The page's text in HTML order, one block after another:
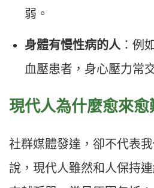
弱。
身體有慢性病的人 ：例
血壓患者，身心壓力常
現代人為什麼愈來愈
社群媒體發達，卻不代表
說，現代人雖然和人保持